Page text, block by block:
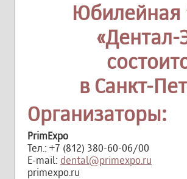
Юбилейная
«Дентал-
в Санкт-
Организаторы:
PrimExpo
Тел.: +7 (812) 380-60-06/00
E-mail: dental@primexpo.ru
primexpo.ru